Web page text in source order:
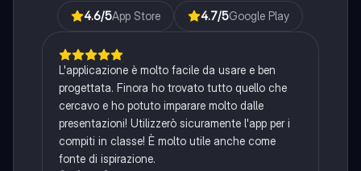
4.6/5App Store 4.7/5Google Play
L'applicazione è molto facile da usare e ben
progettata. Finora ho trovato tutto quello che
cercavo e ho potuto imparare molto dalle
presentazioni! Utilizzerò sicuramente l'app per i
compiti in classe! È molto utile anche come
fonte di ispirazione.